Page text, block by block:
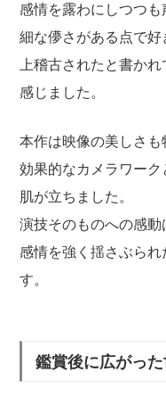
感情を露わにしつつ
細な儚さがある点で
上稽古されたと書か
感じました。
本作は映像の美しさも
効果的なカメラワー
肌が立ちました。
演技そのものへの感
感情を強く揺さぶられ
す。
鑑賞後に広がっ